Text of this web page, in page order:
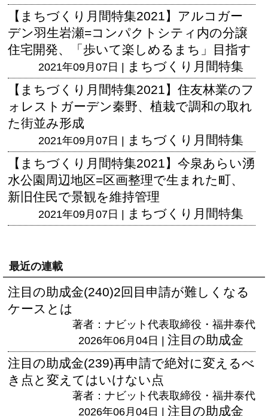
【まちづくり月間特集2021】アルコガー
デン羽生岩瀬=コンパクトシティ内の分譲
住宅開発、「歩いて楽しめるまち」目指す
2021年09月07日 | まちづくり月間特集
【まちづくり月間特集2021】住友林業のフ
ォレストガーデン秦野、植栽で調和の取れ
た街並み形成
2021年09月07日 | まちづくり月間特集
【まちづくり月間特集2021】今泉あらい湧
水公園周辺地区=区画整理で生まれた町、
新旧住民で景観を維持管理
2021年09月07日 | まちづくり月間特集
最近の連載
注目の助成金(240)2回目申請が難しくなる
ケースとは
著者：ナビット代表取締役・福井泰代
2026年06月04日 | 注目の助成金
注目の助成金(239)再申請で絶対に変えるべ
き点と変えてはいけない点
著者：ナビット代表取締役・福井泰代
2026年06月04日 | 注目の助成金